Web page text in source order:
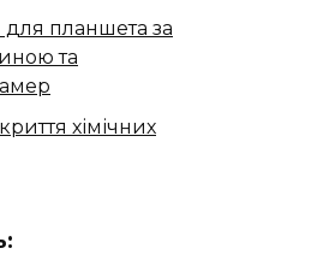
планшета за
та
хімічних